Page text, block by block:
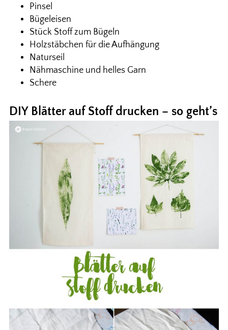
Pinsel
Bügeleisen
Stück Stoff zum Bügeln
Holzstäbchen für die Aufhängung
Naturseil
Nähmaschine und helles Garn
Schere
DIY Blätter auf Stoff drucken – so geht’s